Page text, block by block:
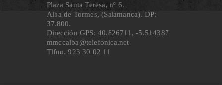
Plaza Santa Teresa, nº 6.
Alba de Tormes, (Salamanca). DP:
37.800.
Dirección GPS: 40.826711, ‐5.514387
mmccalba@telefonica.net
Tlfno. 923 30 02 11